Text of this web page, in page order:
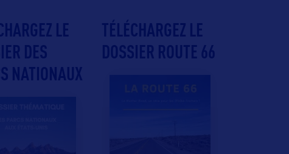
LE
DES
NATIONAUX
TÉLÉCHARGEZ LE
DOSSIER ROUTE 66